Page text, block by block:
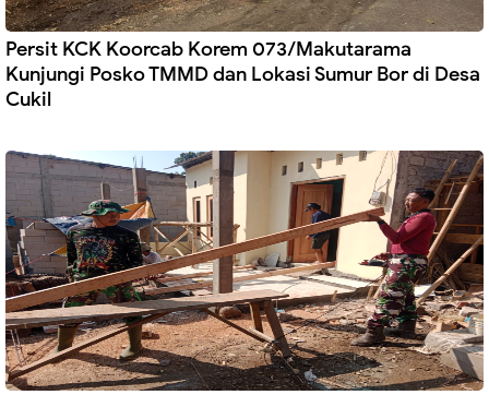
Persit KCK Koorcab Korem 073/Makutarama
Kunjungi Posko TMMD dan Lokasi Sumur Bor di Desa
Cukil